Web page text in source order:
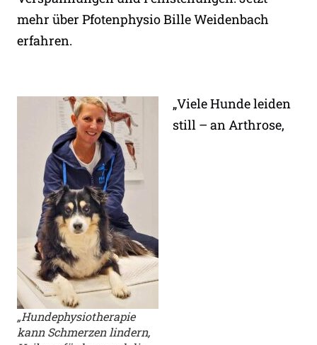
mehr über Pfotenphysio Bille Weidenbach
erfahren.
„Hundephysiotherapie
kann Schmerzen lindern,
„Viele Hunde leiden
still – an Arthrose,